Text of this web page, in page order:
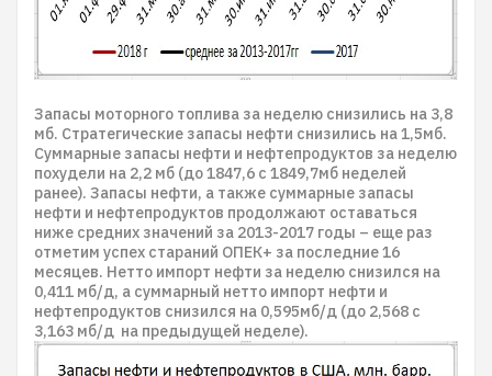
Запасы моторного топлива за неделю снизились на 3,8
мб. Стратегические запасы нефти снизились на 1,5мб.
Суммарные запасы нефти и нефтепродуктов за неделю
похудели на 2,2 мб (до 1847,6 с 1849,7мб неделей
ранее). Запасы нефти, а также суммарные запасы
нефти и нефтепродуктов продолжают оставаться
ниже средних значений за 2013-2017 годы – еще раз
отметим успех стараний ОПЕК+ за последние 16
месяцев. Нетто импорт нефти за неделю снизился на
0,411 мб/д, а суммарный нетто импорт нефти и
нефтепродуктов снизился на 0,595мб/д (до 2,568 с
3,163 мб/д на предыдущей неделе).